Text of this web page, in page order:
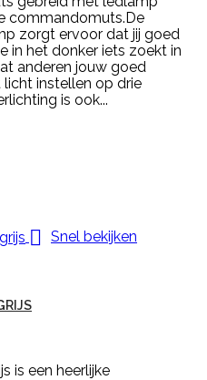
commandomuts.De
zorgt ervoor dat jij goed
in het donker iets zoekt in
anderen jouw goed
licht instellen op drie
is ook...
 Snel bekijken
is een heerlijke